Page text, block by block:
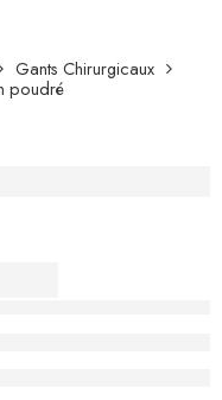
Gants Chirurgicaux
poudré